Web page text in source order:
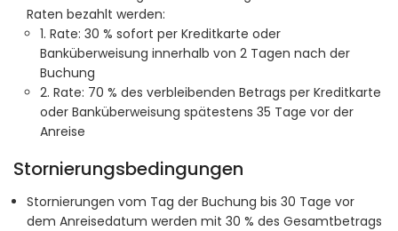
Raten bezahlt werden:
1. Rate: 30 % sofort per Kreditkarte oder
Banküberweisung innerhalb von 2 Tagen nach der
Buchung
2. Rate: 70 % des verbleibenden Betrags per Kreditkarte
oder Banküberweisung spätestens 35 Tage vor der
Anreise
Stornierungsbedingungen
Stornierungen vom Tag der Buchung bis 30 Tage vor
dem Anreisedatum werden mit 30 % des Gesamtbetrags